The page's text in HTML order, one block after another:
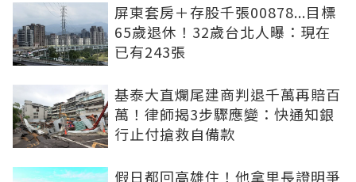
屏東套房＋存股千張00878...目標
65歲退休！32歲台北人曝：現在
已有243張
基泰大直爛尾建商判退千萬再賠百
萬！律師揭3步驟應變：快通知銀
行止付搶救自備款
假日都回高雄住！他拿里長證明爭